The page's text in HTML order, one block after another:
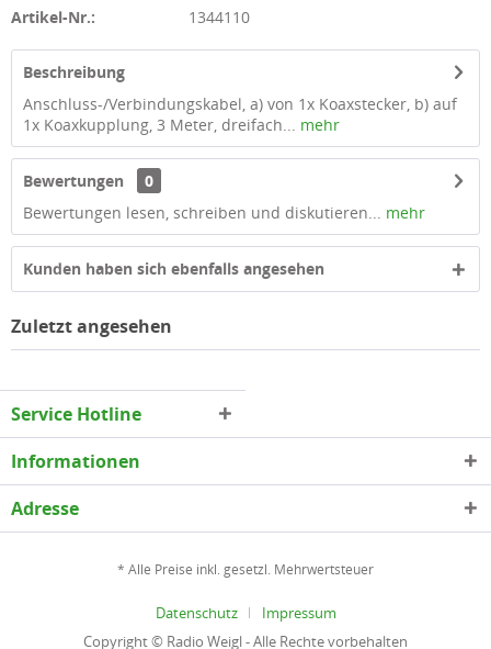
Artikel-Nr.: 1344110
Beschreibung
Anschluss-/Verbindungskabel, a) von 1x Koaxstecker, b) auf
1x Koaxkupplung, 3 Meter, dreifach... mehr
Bewertungen
0
Bewertungen lesen, schreiben und diskutieren... mehr
Kunden haben sich ebenfalls angesehen
Zuletzt angesehen
Service Hotline
Informationen
Adresse
* Alle Preise inkl. gesetzl. Mehrwertsteuer
Datenschutz
Impressum
Copyright © Radio Weigl - Alle Rechte vorbehalten